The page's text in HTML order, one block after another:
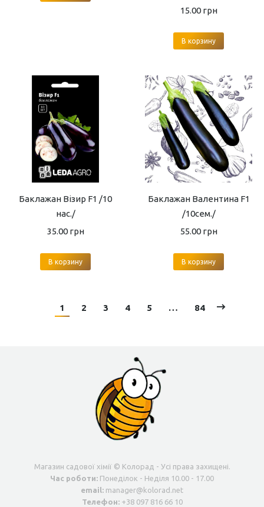
15.00 грн
В корзину
Баклажан Візир F1 /10
нас./
35.00 грн
В корзину
Баклажан Валентина F1
/10сем./
55.00 грн
В корзину
1 2 3 4 5 … 84
Магазин садової хімії © Колорад - Усі права захищені.
Час роботи: Понеділок - Неділя 10.00 - 17.00
email: manager@kolorad.net
Телефон:+38 097 816 66 10